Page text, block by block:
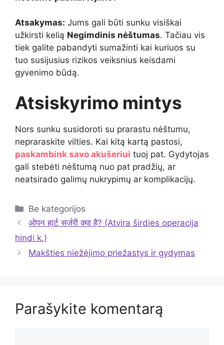
Atsakymas: Jums gali būti sunku visiškai
užkirsti kelią Negimdinis nėštumas. Tačiau vis
tiek galite pabandyti sumažinti kai kuriuos su
tuo susijusius rizikos veiksnius keisdami
gyvenimo būdą.
Atsiskyrimo mintys
Nors sunku susidoroti su prarastu nėštumu,
nepraraskite vilties. Kai kitą kartą pastosi,
paskambink savo akušeriui tuoj pat. Gydytojas
gali stebėti nėštumą nuo pat pradžių, ar
neatsirado galimų nukrypimų ar komplikacijų.
Kategorijos
Be kategorijos
ओपन हार्ट सर्जरी क्या है? (Atvira širdies operacija
hindi k.)
Makšties niežėjimo priežastys ir gydymas
Parašykite komentarą